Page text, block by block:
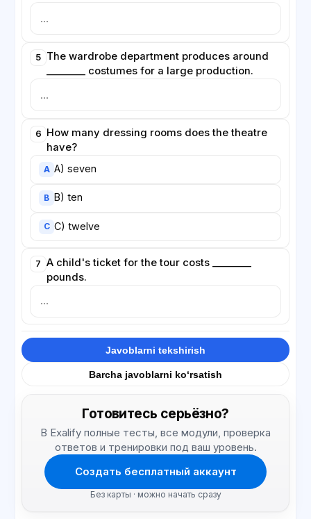
5 The wardrobe department produces around
________ costumes for a large production.
6
How many dressing rooms does the theatre
have?
A A) seven
B B) ten
C C) twelve
7
A child's ticket for the tour costs ________
pounds.
Javoblarni tekshirish
Barcha javoblarni ko‘rsatish
Готовитесь серьёзно?
В Exalify полные тесты, все модули, проверка
ответов и тренировки под ваш уровень.
Создать бесплатный аккаунт
Без карты · можно начать сразу